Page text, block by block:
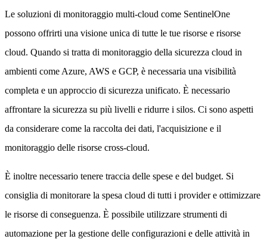
Le soluzioni di monitoraggio multi-cloud come SentinelOne
possono offrirti una visione unica di tutte le tue risorse e risorse
cloud. Quando si tratta di monitoraggio della sicurezza cloud in
ambienti come Azure, AWS e GCP, è necessaria una visibilità
completa e un approccio di sicurezza unificato. È necessario
affrontare la sicurezza su più livelli e ridurre i silos. Ci sono aspetti
da considerare come la raccolta dei dati, l'acquisizione e il
monitoraggio delle risorse cross-cloud.
È inoltre necessario tenere traccia delle spese e del budget. Si
consiglia di monitorare la spesa cloud di tutti i provider e ottimizzare
le risorse di conseguenza. È possibile utilizzare strumenti di
automazione per la gestione delle configurazioni e delle attività in